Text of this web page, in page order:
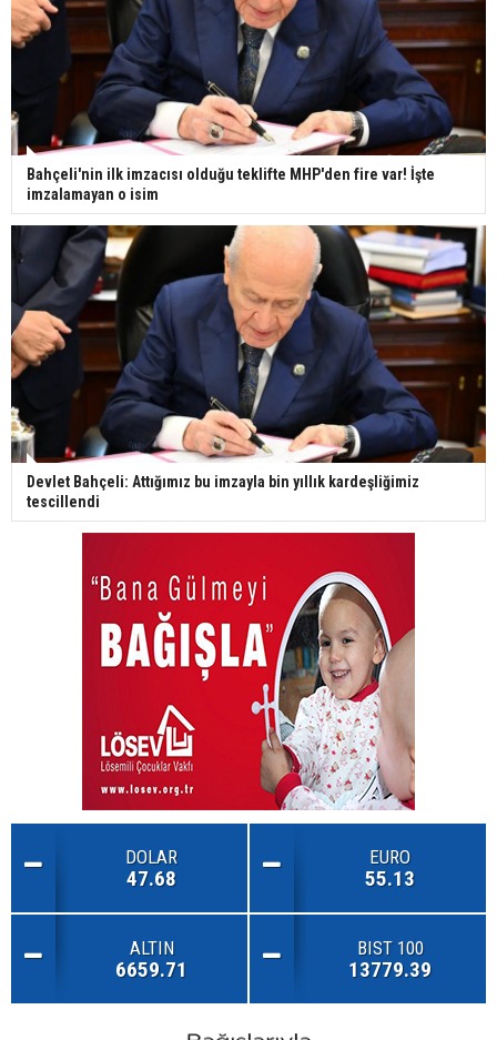
Bahçeli'nin ilk imzacısı olduğu teklifte MHP'den fire var! İşte
imzalamayan o isim
Devlet Bahçeli: Attığımız bu imzayla bin yıllık kardeşliğimiz
tescillendi
DOLAR
47.68
EURO
55.13
ALTIN
6659.71
BIST 100
13779.39